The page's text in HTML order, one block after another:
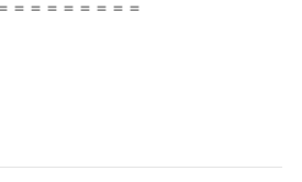
＝＝＝＝＝＝＝＝